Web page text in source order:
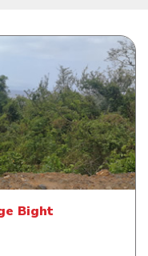
Bight
Bight